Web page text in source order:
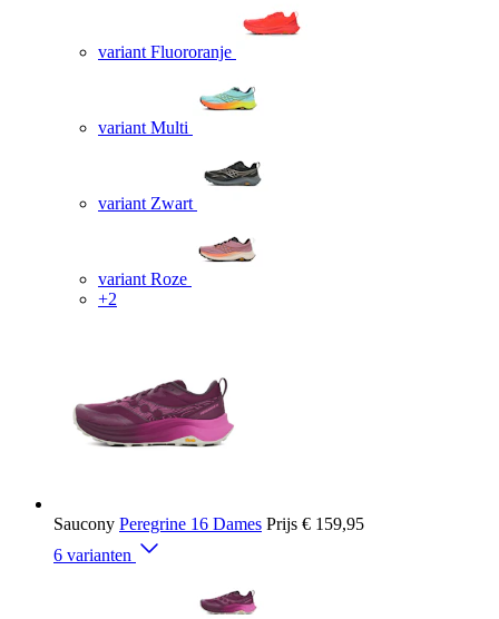
variant Fluororanje
variant Multi
variant Zwart
variant Roze
+2
Saucony Peregrine 16 Dames Prijs € 159,95
6 varianten